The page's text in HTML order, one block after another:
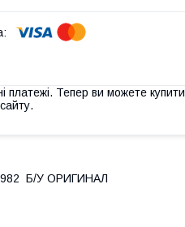
платежі. Тепер ви можете купити
Б/У ОРИГИНАЛ